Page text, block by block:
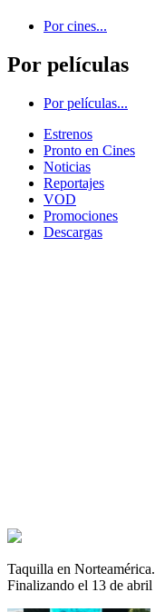
Por cines...
Por películas
Por películas...
Estrenos
Pronto en Cines
Noticias
Reportajes
VOD
Promociones
Descargas
Taquilla en Norteamérica.
Finalizando el 13 de abril